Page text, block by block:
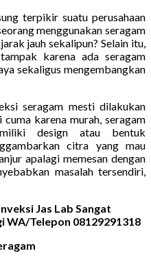
terpikir suatu perusahaan
menggunakan seragam
jauh sekalipun? Selain itu,
karena ada seragam
sekaligus mengembangkan
seragam mesti dilakukan
karena murah, seragam
design atau bentuk
citra yang mau
apalagi memesan dengan
masalah tersendiri,
Jas Lab Sangat
WA/Telepon 08129291318